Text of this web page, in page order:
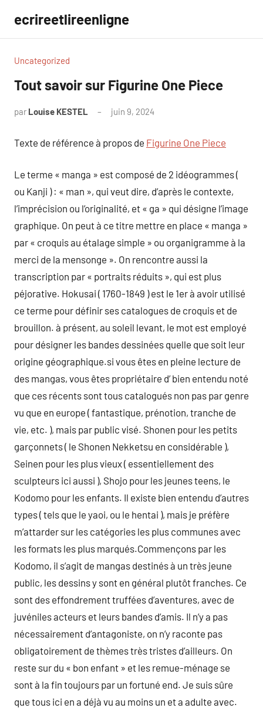
contenu
ecrireetlireenligne
Uncategorized
Tout savoir sur Figurine One Piece
par Louise KESTEL juin 9, 2024
Texte de référence à propos de Figurine One Piece
Le terme « manga » est composé de 2 idéogrammes (
ou Kanji ) : « man », qui veut dire, d’après le contexte,
l’imprécision ou l’originalité, et « ga » qui désigne l’image
graphique. On peut à ce titre mettre en place « manga »
par « croquis au étalage simple » ou organigramme à la
merci de la mensonge ». On rencontre aussi la
transcription par « portraits réduits », qui est plus
péjorative. Hokusai ( 1760-1849 ) est le 1er à avoir utilisé
ce terme pour définir ses catalogues de croquis et de
brouillon. à présent, au soleil levant, le mot est employé
pour désigner les bandes dessinées quelle que soit leur
origine géographique.si vous êtes en pleine lecture de
des mangas, vous êtes propriétaire d’ bien entendu noté
que ces récents sont tous catalogués non pas par genre
vu que en europe ( fantastique, prénotion, tranche de
vie, etc. ), mais par public visé. Shonen pour les petits
garçonnets ( le Shonen Nekketsu en considérable ),
Seinen pour les plus vieux ( essentiellement des
sculpteurs ici aussi ), Shojo pour les jeunes teens, le
Kodomo pour les enfants. Il existe bien entendu d’autres
types ( tels que le yaoi, ou le hentai ), mais je préfère
m’attarder sur les catégories les plus communes avec
les formats les plus marqués.Commençons par les
Kodomo, il s’agit de mangas destinés à un très jeune
public, les dessins y sont en général plutôt franches. Ce
sont des effondrement truffées d’aventures, avec de
juvéniles acteurs et leurs bandes d’amis. Il n’y a pas
nécessairement d’antagoniste, on n’y raconte pas
obligatoirement de thèmes très tristes d’ailleurs. On
reste sur du « bon enfant » et les remue-ménage se
sont à la fin toujours par un fortuné end. Je suis sûre
que tous ici en a déjà vu au moins un et a adulte avec.